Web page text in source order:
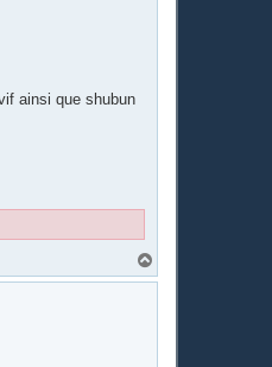
ainsi que shubun
a